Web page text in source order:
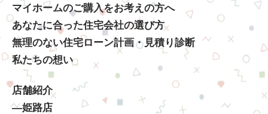
マイホームのご購入をお考えの方へ
あなたに合った住宅会社の選び方
無理のない住宅ローン計画・見積り診断
私たちの想い
店舗紹介
―姫路店